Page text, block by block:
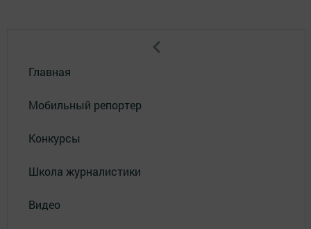
Главная
Мобильный репортер
Конкурсы
Школа журналистики
Видео